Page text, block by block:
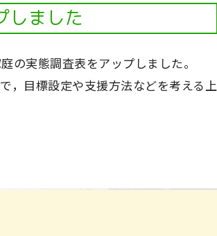
しました
の実態調査表をアップしました。
，目標設定や支援方法などを考える上